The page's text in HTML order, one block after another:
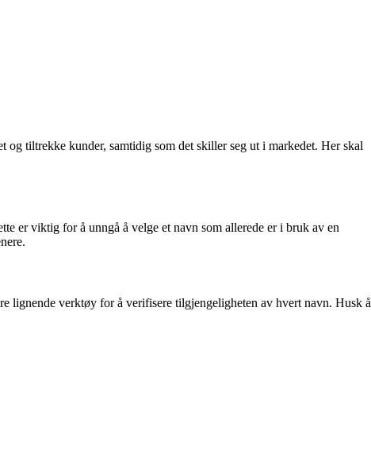
tiltrekke kunder, samtidig som det skiller seg ut i markedet. Her skal
er viktig for å unngå å velge et navn som allerede er i bruk av en
lignende verktøy for å verifisere tilgjengeligheten av hvert navn. Husk å